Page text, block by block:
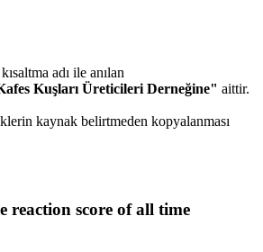
kısaltma adı ile anılan
Kuşları Üreticileri Derneğine" aittir.
kaynak belirtmeden kopyalanması
reaction score of all time